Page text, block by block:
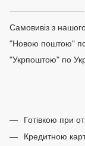
Самовивіз з
"Новою поштою" по
"Укрпоштою" по
Готівкою при
Кредитною